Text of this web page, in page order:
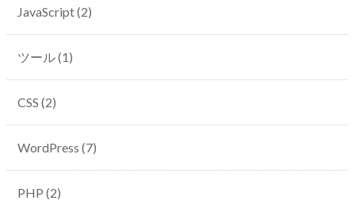
JavaScript(2)
ツール(1)
CSS (2)
WordPress (7)
PHP (2)